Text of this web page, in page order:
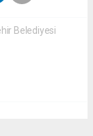
Belediyesi